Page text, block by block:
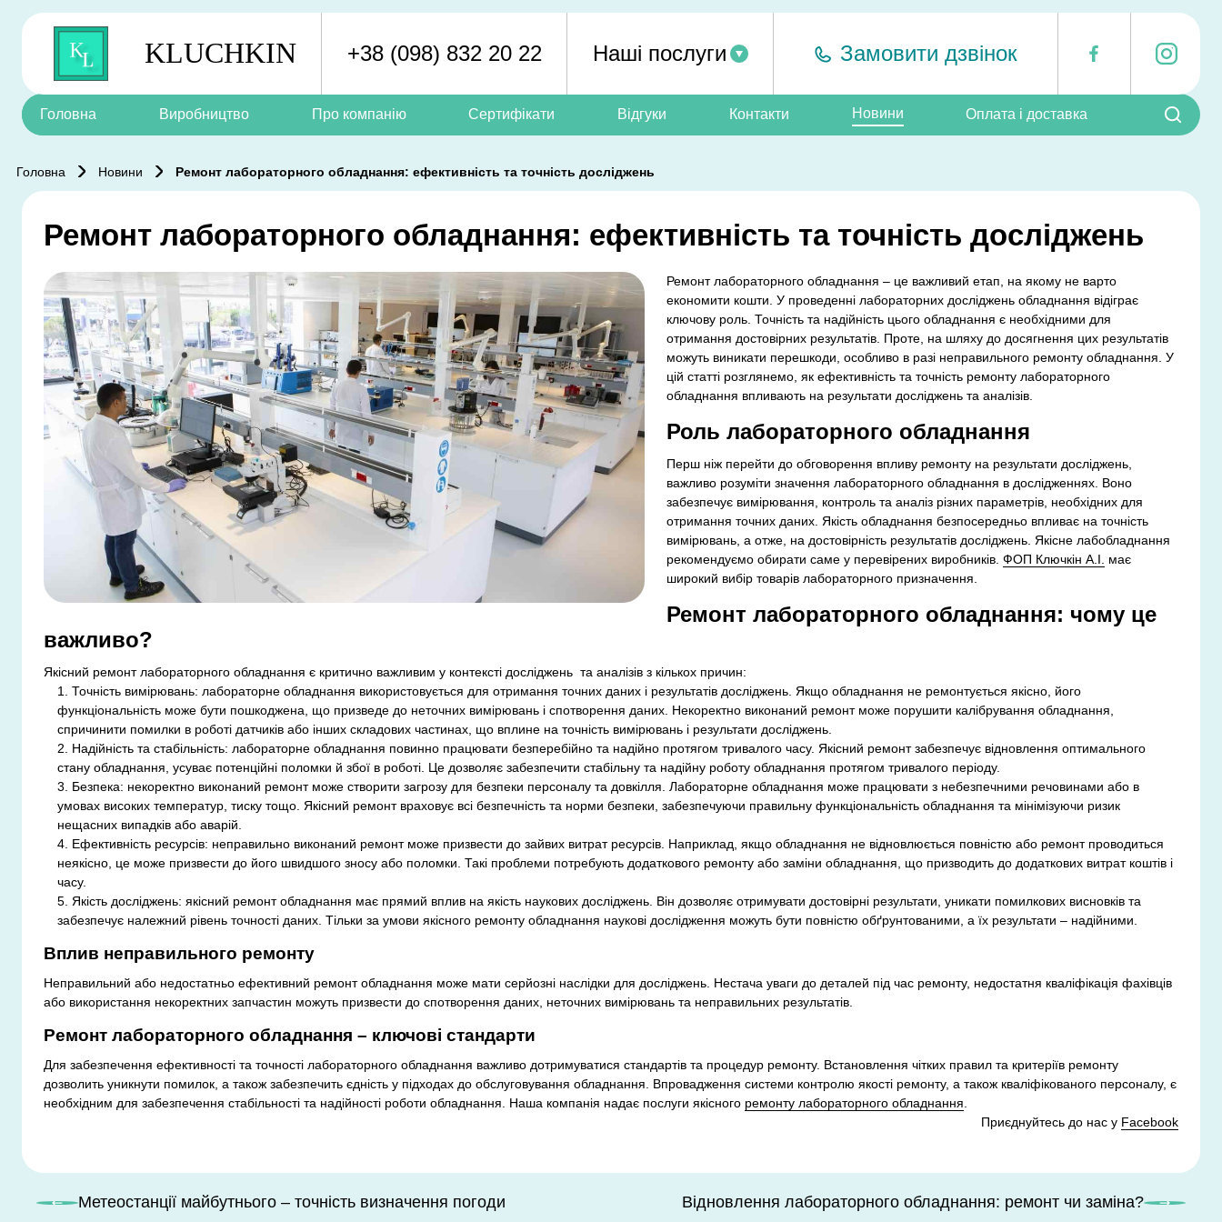
Skip to content KLUCHKIN +38 (098) 832 20 22 Наші послуги Замовити дзвінок F i
Головна Виробництво Про компанію Сертифікати Відгуки Контакти Новини Оплата і доставка
Пошук:
Головна Новини Ремонт лабораторного обладнання: ефективність та точність досліджень
Ремонт лабораторного обладнання: ефективність та точність досліджень
Ремонт лабораторного обладнання – це важливий етап, на якому не варто
економити кошти. У проведенні лабораторних досліджень обладнання відіграє
ключову роль. Точність та надійність цього обладнання є необхідними для
отримання достовірних результатів. Проте, на шляху до досягнення цих результатів
можуть виникати перешкоди, особливо в разі неправильного ремонту обладнання. У
цій статті розглянемо, як ефективність та точність ремонту лабораторного
обладнання впливають на результати досліджень та аналізів.
Роль лабораторного обладнання
Перш ніж перейти до обговорення впливу ремонту на результати досліджень,
важливо розуміти значення лабораторного обладнання в дослідженнях. Воно
забезпечує вимірювання, контроль та аналіз різних параметрів, необхідних для
отримання точних даних. Якість обладнання безпосередньо впливає на точність
вимірювань, а отже, на достовірність результатів досліджень. Якісне лабобладнання
рекомендуємо обирати саме у перевірених виробників.ФОП Ключкін А.І.
має
широкий вибір товарів лабораторного призначення.
Ремонт лабораторного обладнання: чому це
важливо?
Якісний ремонт лабораторного обладнання є критично важливим у контексті досліджень та аналізів з кількох причин:
Точність вимірювань: лабораторне обладнання використовується для отримання точних даних і результатів досліджень. Якщо обладнання не ремонтується якісно, його
функціональність може бути пошкоджена, що призведе до неточних вимірювань і спотворення даних. Некоректно виконаний ремонт може порушити калібрування обладнання,
спричинити помилки в роботі датчиків або інших складових частинах, що вплине на точність вимірювань і результати досліджень.
Надійність та стабільність: лабораторне обладнання повинно працювати безперебійно та надійно протягом тривалого часу. Якісний ремонт забезпечує відновлення оптимального
стану обладнання, усуває потенційні поломки й збої в роботі. Це дозволяє забезпечити стабільну та надійну роботу обладнання протягом тривалого періоду.
Безпека: некоректно виконаний ремонт може створити загрозу для безпеки персоналу та довкілля. Лабораторне обладнання може працювати з небезпечними речовинами або в
умовах високих температур, тиску тощо. Якісний ремонт враховує всі безпечність та норми безпеки, забезпечуючи правильну функціональність обладнання та мінімізуючи ризик
нещасних випадків або аварій.
Ефективність ресурсів: неправильно виконаний ремонт може призвести до зайвих витрат ресурсів. Наприклад, якщо обладнання не відновлюється повністю або ремонт проводиться
неякісно, це може призвести до його швидшого зносу або поломки. Такі проблеми потребують додаткового ремонту або заміни обладнання, що призводить до додаткових витрат коштів і
часу.
Якість досліджень: якісний ремонт обладнання має прямий вплив на якість наукових досліджень. Він дозволяє отримувати достовірні результати, уникати помилкових висновків та
забезпечує належний рівень точності даних. Тільки за умови якісного ремонту обладнання наукові дослідження можуть бути повністю обґрунтованими, а їх результати – надійними.
Вплив неправильного ремонту
Неправильний або недостатньо ефективний ремонт обладнання може мати серйозні наслідки для досліджень. Нестача уваги до деталей під час ремонту, недостатня кваліфікація фахівців
або використання некоректних запчастин можуть призвести до спотворення даних, неточних вимірювань та неправильних результатів.
Ремонт лабораторного обладнання – ключові стандарти
Для забезпечення ефективності та точності лабораторного обладнання важливо дотримуватися стандартів та процедур ремонту. Встановлення чітких правил та критеріїв ремонту
дозволить уникнути помилок, а також забезпечить єдність у підходах до обслуговування обладнання. Впровадження системи контролю якості ремонту, а також кваліфікованого персоналу, є
необхідним для забезпечення стабільності та надійності роботи обладнання. Наша компанія надає послуги якісного ремонту лабораторного обладнання
Приєднуйтесь до нас у Facebook
Навігація записів
Метеостанції майбутнього – точність визначення погоди Відновлення лабораторного обладнання: ремонт чи заміна?